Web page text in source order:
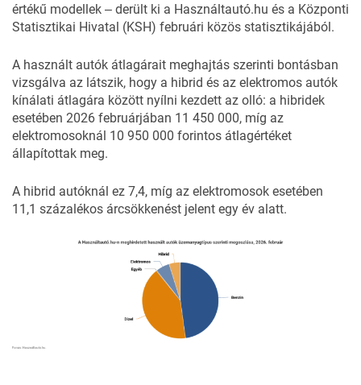
értékű modellek ‒ derült ki a Használtautó.hu és a Központi
Statisztikai Hivatal (KSH) februári közös statisztikájából.
A használt autók átlagárait meghajtás szerinti bontásban
vizsgálva az látszik, hogy a hibrid és az elektromos autók
kínálati átlagára között nyílni kezdett az olló: a hibridek
esetében 2026 februárjában 11 450 000, míg az
elektromosoknál 10 950 000 forintos átlagértéket
állapítottak meg.
A hibrid autóknál ez 7,4, míg az elektromosok esetében
11,1 százalékos árcsökkenést jelent egy év alatt.